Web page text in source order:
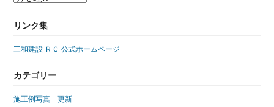
リンク集
三和建設 ＲＣ 公式ホームページ
カテゴリー
施工例写真 更新